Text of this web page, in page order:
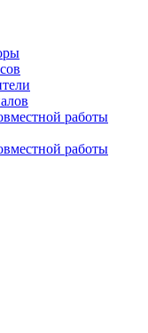
работы
работы